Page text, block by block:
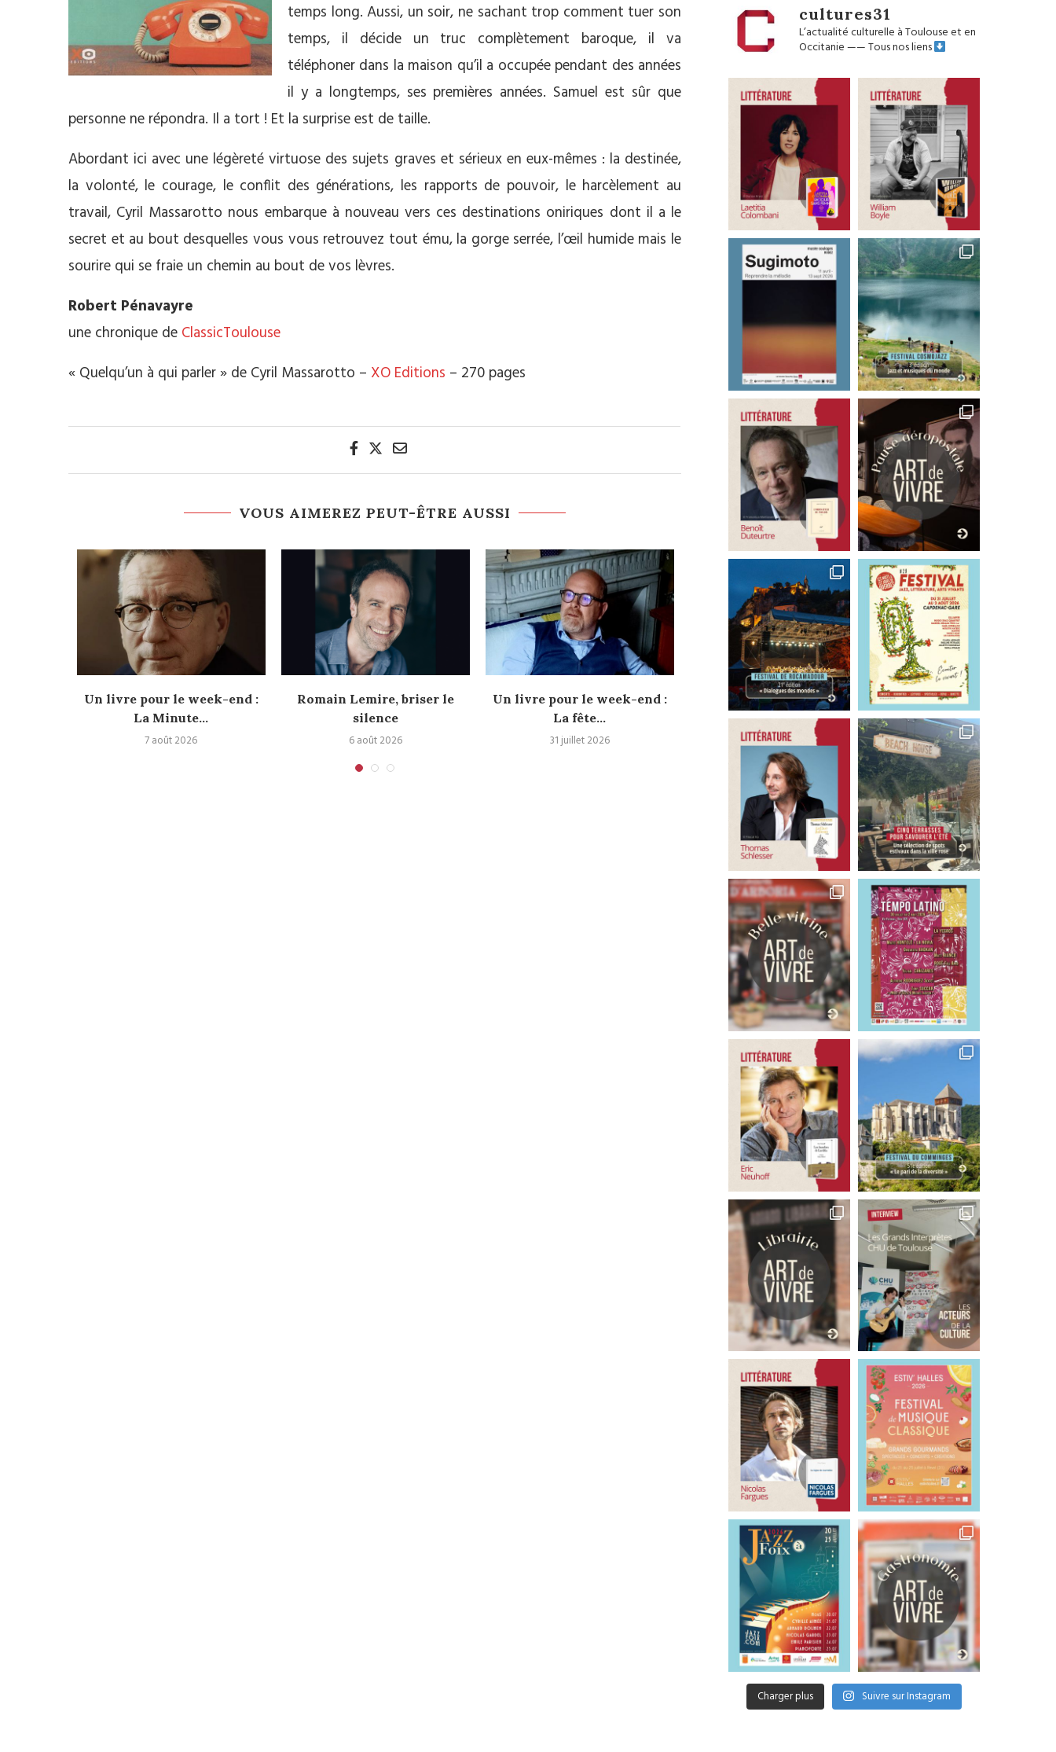
temps long. Aussi, un soir, ne sachant trop comment tuer son
temps, il décide un truc complètement baroque, il va
téléphoner dans la maison qu’il a occupée pendant des années
il y a longtemps, ses premières années. Samuel est sûr que
personne ne répondra. Il a tort ! Et la surprise est de taille.
Abordant ici avec une légèreté virtuose des sujets graves et sérieux en eux-mêmes : la destinée,
la volonté, le courage, le conflit des générations, les rapports de pouvoir, le harcèlement au
travail, Cyril Massarotto nous embarque à nouveau vers ces destinations oniriques dont il a le
secret et au bout desquelles vous vous retrouvez tout ému, la gorge serrée, l’œil humide mais le
sourire qui se fraie un chemin au bout de vos lèvres.
Robert Pénavayre
une chronique de ClassicToulouse
« Quelqu’un à qui parler » de Cyril Massarotto – XO Editions – 270 pages
VOUS AIMEREZ PEUT-ÊTRE AUSSI
Un livre pour le week-end :
La Minute...
7 août 2026
Romain Lemire, briser le
silence
6 août 2026
Un livre pour le week-end :
La fête...
31 juillet 2026
Laetitia Colombani, un
combat pour toutes
30 juillet 2026
Sylvie Bagur, Le
l’exécution anticipée
28 juillet 2026
cultures31
L’actualité culturelle à Toulouse et en
Occitanie——Tous nos liens
Charger plus Suivre sur Instagram